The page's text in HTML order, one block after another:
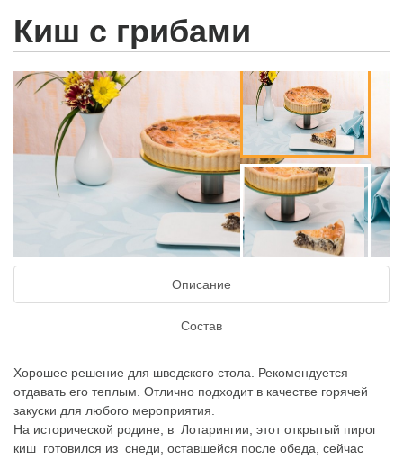
Киш с грибами
Описание
Состав
Хорошее решение для шведского стола. Рекомендуется
отдавать его теплым. Отлично подходит в качестве горячей
закуски для любого мероприятия.
На исторической родине, в Лотарингии, этот открытый пирог
киш готовился из снеди, оставшейся после обеда, сейчас